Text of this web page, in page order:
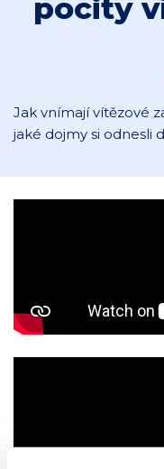
pocity
Jak vnímají vítězové
jaké dojmy si odnesli